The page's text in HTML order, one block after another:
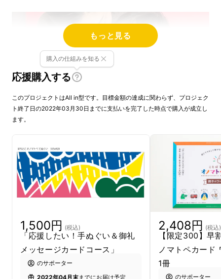
ひらがなの学習をはじめたお子さんはもちろ
ん、おしゃべりをはじめる前のお子さんにも、
音を楽しめるような内容になっています。特
に、拗音（ようおん）や濁音・半濁音の読み書
音を聞き分ける力、文字を読む力
を育てます。
もっと見る
応援購入する
購入の仕組みを知る
このプロジェクトはAll in型です。目標金額の達成に関わらず、プロジェク
ト終了日の2022年03月30日までに支払いを完了した時点で購入が成立し
ます。
1,500円 (税込)
「応援したい！手ぬぐい＆御礼
メッセージカードコース」
のサポーター
2022年04月末までにお届け予定
2,408円 (税込)
【限定300】早
ノマトペカード
1冊
のサポーター